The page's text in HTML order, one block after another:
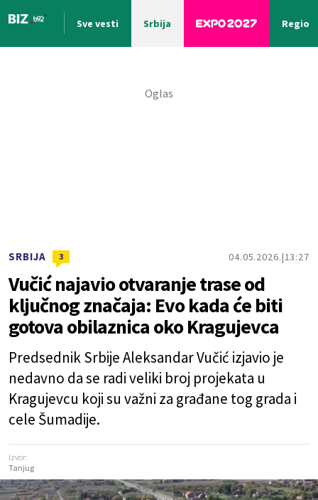
Sve vesti Srbija Region
SRBIJA 3 04.05.2026. 13:27
Vučić najavio otvaranje trase od
ključnog značaja: Evo kada će biti
gotova obilaznica oko Kragujevca
Predsednik Srbije Aleksandar Vučić izjavio je
nedavno da se radi veliki broj projekata u
Kragujevcu koji su važni za građane tog grada i
cele Šumadije.
Izvor:
Tanjug